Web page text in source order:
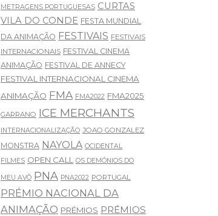
METRAGENS PORTUGUESAS CURTAS
VILA DO CONDE FESTA MUNDIAL
DA ANIMAÇÃO FESTIVAIS FESTIVAIS
INTERNACIONAIS FESTIVAL CINEMA
ANIMAÇÃO FESTIVAL DE ANNECY
FESTIVAL INTERNACIONAL CINEMA
ANIMAÇÃO FMA FMA2022 FMA2025
GARRANO ICE MERCHANTS
INTERNACIONALIZAÇÃO JOAO GONZALEZ
MONSTRA NAYOLA OCIDENTAL
FILMES OPEN CALL OS DEMÓNIOS DO
MEU AVÔ PNA PNA2022 PORTUGAL
PRÉMIO NACIONAL DA
ANIMAÇÃO PRÉMIOS PRÉMIOS